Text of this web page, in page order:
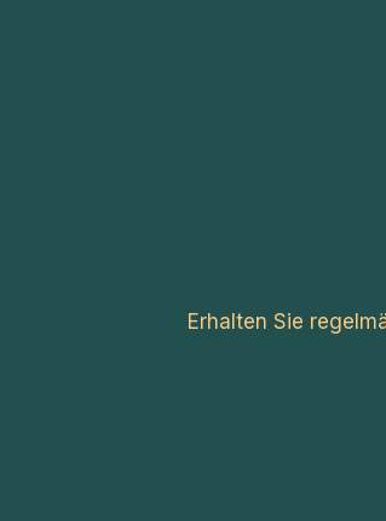
Erhalten Sie